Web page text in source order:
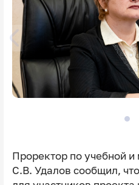
Проректор по учебной и
С.В. Удалов сообщил,